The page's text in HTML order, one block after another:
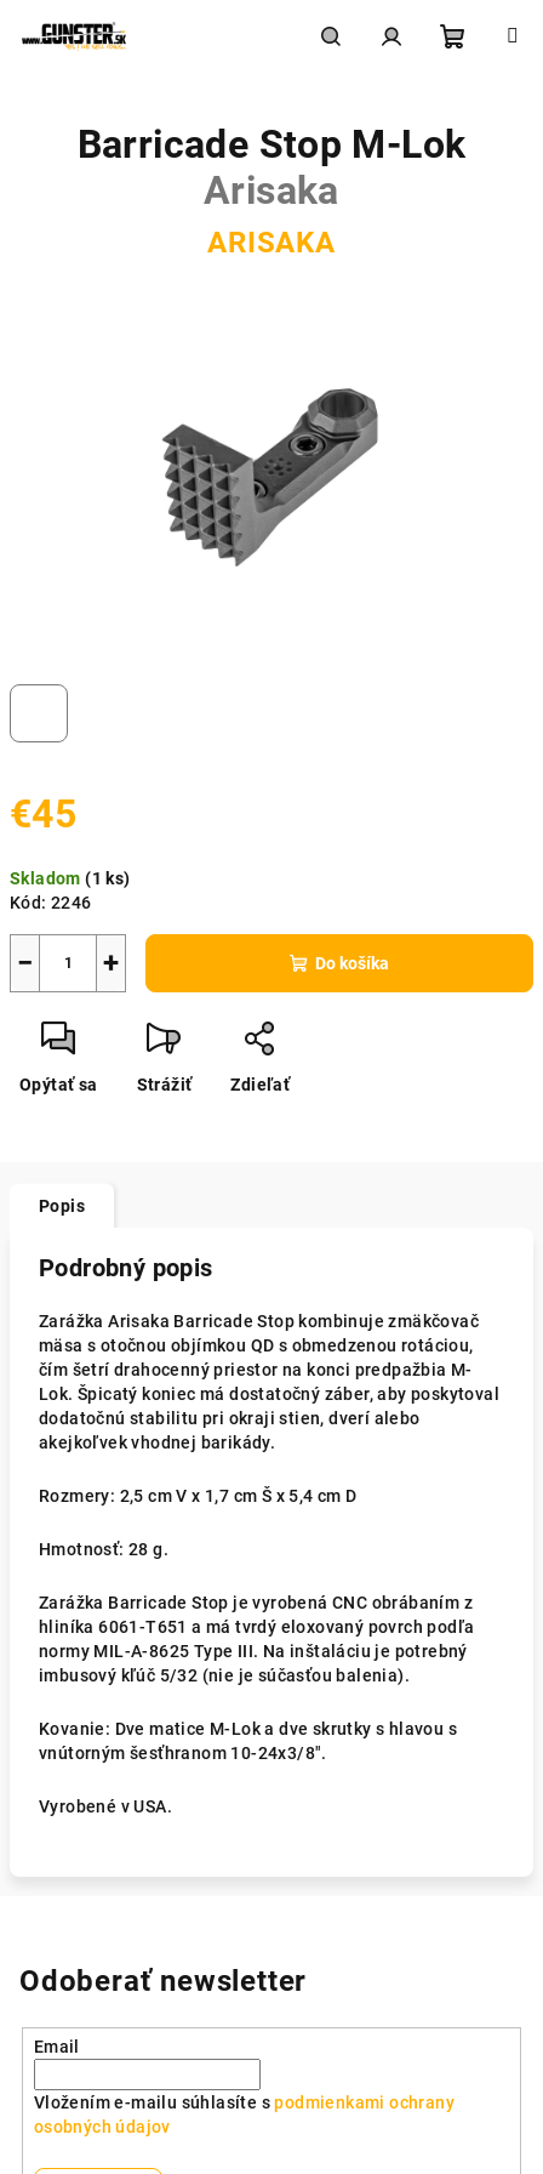
košík
€45
cena:
Skladom(1 ks)
Kód: 2246
+
− Do košíka
Opýtať sa Strážiť Zdieľať
Barricade Stop M-Lok
Arisaka
ARISAKA
Popis
Podrobný popis
Zarážka Arisaka Barricade Stop kombinuje zmäkčovač
mäsa s otočnou objímkou QD s obmedzenou rotáciou,
čím šetrí drahocenný priestor na konci predpažbia M-
Lok. Špicatý koniec má dostatočný záber, aby poskytoval
dodatočnú stabilitu pri okraji stien, dverí alebo
akejkoľvek vhodnej barikády.
Rozmery: 2,5 cm V x 1,7 cm Š x 5,4 cm D
Hmotnosť: 28 g.
Zarážka Barricade Stop je vyrobená CNC obrábaním z
hliníka 6061-T651 a má tvrdý eloxovaný povrch podľa
normy MIL-A-8625 Type III. Na inštaláciu je potrebný
imbusový kľúč 5/32 (nie je súčasťou balenia).
Kovanie: Dve matice M-Lok a dve skrutky s hlavou s
vnútorným šesťhranom 10-24x3/8".
Vyrobené v USA.
Odoberať newsletter
Email
Vložením e-mailu súhlasíte spodmienkami ochrany
osobných údajov